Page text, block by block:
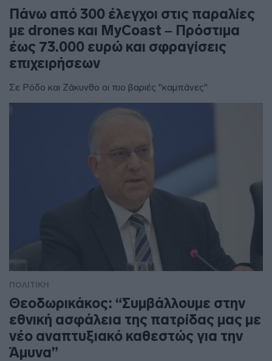
Πάνω από 300 έλεγχοι στις παραλίες
με drones και MyCoast – Πρόστιμα
έως 73.000 ευρώ και σφραγίσεις
επιχειρήσεων
Σε Ρόδο και Ζάκυνθο οι πιο βαριές "καμπάνες"
ΠΟΛΙΤΙΚΗ
Θεοδωρικάκος: “Συμβάλλουμε στην
εθνική ασφάλεια της πατρίδας μας με
νέο αναπτυξιακό καθεστώς για την
Άμυνα”